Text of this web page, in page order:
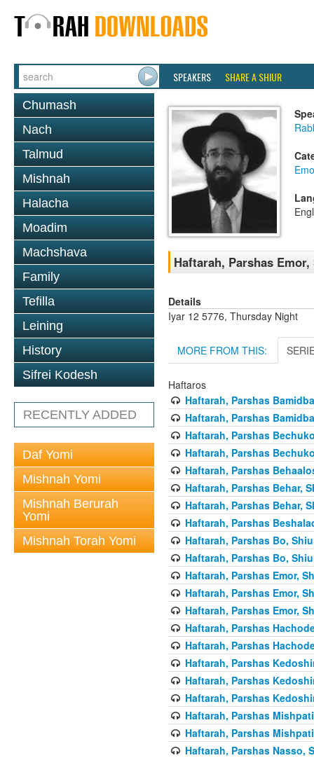
SPEAKERS SHARE A SHIUR
Chumash
Nach
Talmud
Mishnah
Halacha
Moadim
Machshava
Family
Tefilla
Leining
History
Sifrei Kodesh
RECENTLY ADDED
Daf Yomi
Mishnah Yomi
Mishnah Berurah
Yomi
Mishnah Torah Yomi
Haftarah, Parshas
Details
Iyar 12 5776, Thursday Night
MORE FROM THIS:
Haftaros
Haftarah, Parshas
Haftarah, Parshas
Haftarah, Parshas
Haftarah, Parshas
Haftarah, Parshas
Haftarah, Parshas Behar,
Haftarah, Parshas Behar,
Haftarah, Parshas
Haftarah, Parshas Bo,
Haftarah, Parshas Bo,
Haftarah, Parshas Emor,
Haftarah, Parshas Emor,
Haftarah, Parshas Emor,
Haftarah, Parshas
Haftarah, Parshas
Haftarah, Parshas
Haftarah, Parshas
Haftarah, Parshas
Haftarah, Parshas
Haftarah, Parshas
Haftarah, Parshas Nasso,